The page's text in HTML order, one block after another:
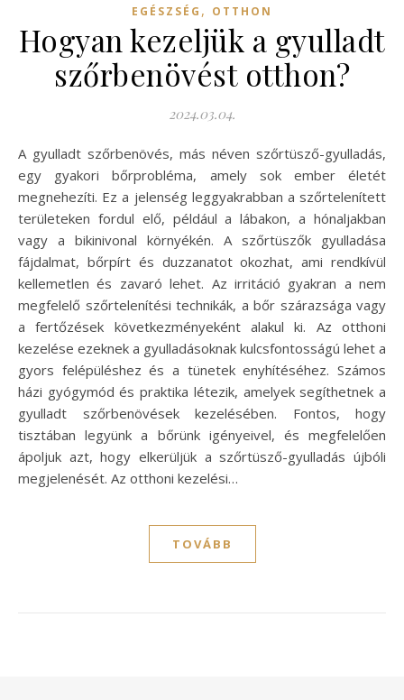
EGÉSZSÉG , OTTHON
Hogyan kezeljük a gyulladt
szőrbenövést otthon?
2024.03.04.
A gyulladt szőrbenövés, más néven szőrtüsző-gyulladás,
egy gyakori bőrprobléma, amely sok ember életét
megnehezíti. Ez a jelenség leggyakrabban a szőrtelenített
területeken fordul elő, például a lábakon, a hónaljakban
vagy a bikinivonal környékén. A szőrtüszők gyulladása
fájdalmat, bőrpírt és duzzanatot okozhat, ami rendkívül
kellemetlen és zavaró lehet. Az irritáció gyakran a nem
megfelelő szőrtelenítési technikák, a bőr szárazsága vagy
a fertőzések következményeként alakul ki. Az otthoni
kezelése ezeknek a gyulladásoknak kulcsfontosságú lehet a
gyors felépüléshez és a tünetek enyhítéséhez. Számos
házi gyógymód és praktika létezik, amelyek segíthetnek a
gyulladt szőrbenövések kezelésében. Fontos, hogy
tisztában legyünk a bőrünk igényeivel, és megfelelően
ápoljuk azt, hogy elkerüljük a szőrtüsző-gyulladás újbóli
megjelenését. Az otthoni kezelési…
TOVÁBB